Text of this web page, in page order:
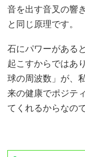
音を出す音叉の響
と同じ原理です。
石にパワーがある
起こすからではあ
球の周波数」が、
来の健康でポジテ
てくれるからなので